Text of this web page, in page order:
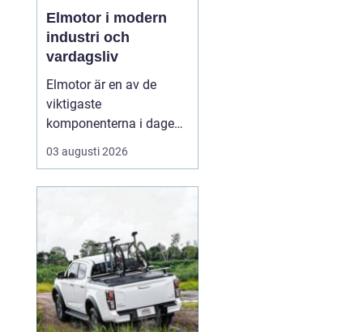
Elmotor i modern
industri och
vardagsliv
Elmotor är en av de
viktigaste
komponenterna i dagens
samhälle, från små
hushållsapparater till
driftsäkerhet, lägre ...
03 augusti 2026